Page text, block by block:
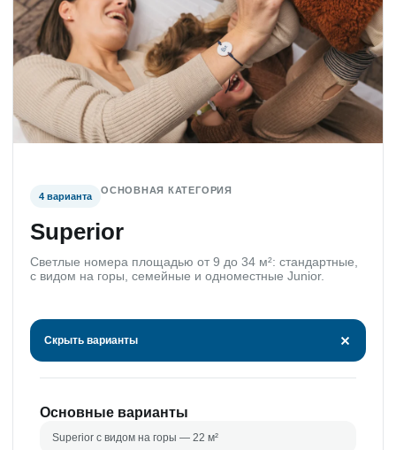
4 варианта
ОСНОВНАЯ КАТЕГОРИЯ
Superior
Светлые номера площадью от 9 до 34 м²: стандартные,
с видом на горы, семейные и одноместные Junior.
Основные варианты
Superior с видом на горы — 22 м²